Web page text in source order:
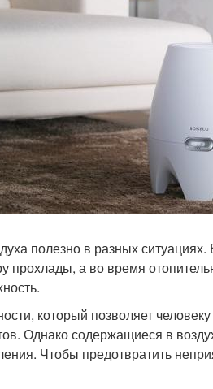
полезно в разных
прохлады, а во время
который позволяет
Однако содержащиеся в
Чтобы предотвратить